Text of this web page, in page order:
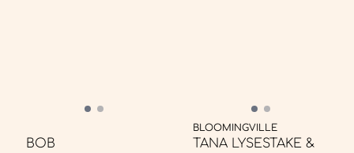
BOB
BLOOMINGVILLE
TANA LYSESTAKE &